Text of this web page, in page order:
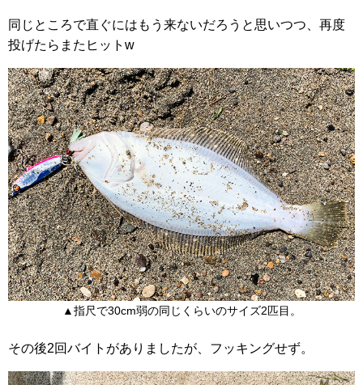
同じところで直ぐにはもう来ないだろうと思いつつ、再度
投げたらまたヒットw
▲指尺で30cm弱の同じくらいのサイズ2匹目。
その後2回バイトがありましたが、フッキングせず。